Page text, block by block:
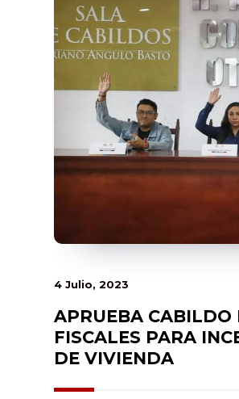
4 Julio, 2023
APRUEBA CABILDO
FISCALES PARA
DE VIVIENDA